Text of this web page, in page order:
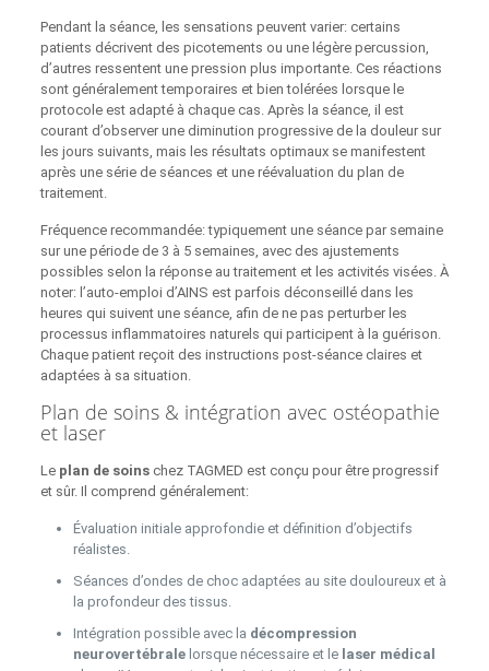
Pendant la séance, les sensations peuvent varier: certains
patients décrivent des picotements ou une légère percussion,
d’autres ressentent une pression plus importante. Ces réactions
sont généralement temporaires et bien tolérées lorsque le
protocole est adapté à chaque cas. Après la séance, il est
courant d’observer une diminution progressive de la douleur sur
les jours suivants, mais les résultats optimaux se manifestent
après une série de séances et une réévaluation du plan de
traitement.
Fréquence recommandée: typiquement une séance par semaine
sur une période de 3 à 5 semaines, avec des ajustements
possibles selon la réponse au traitement et les activités visées. À
noter: l’auto-emploi d’AINS est parfois déconseillé dans les
heures qui suivent une séance, afin de ne pas perturber les
processus inflammatoires naturels qui participent à la guérison.
Chaque patient reçoit des instructions post‑séance claires et
adaptées à sa situation.
Plan de soins & intégration avec ostéopathie
et laser
Le plan de soinschez TAGMED est conçu pour être progressif
et sûr. Il comprend généralement:
Évaluation initiale approfondie et définition d’objectifs
réalistes.
Séances d’ondes de choc adaptées au site douloureux et à
la profondeur des tissus.
Intégration possible avec la décompression
neurovertébralelorsque nécessaire et le laser médical